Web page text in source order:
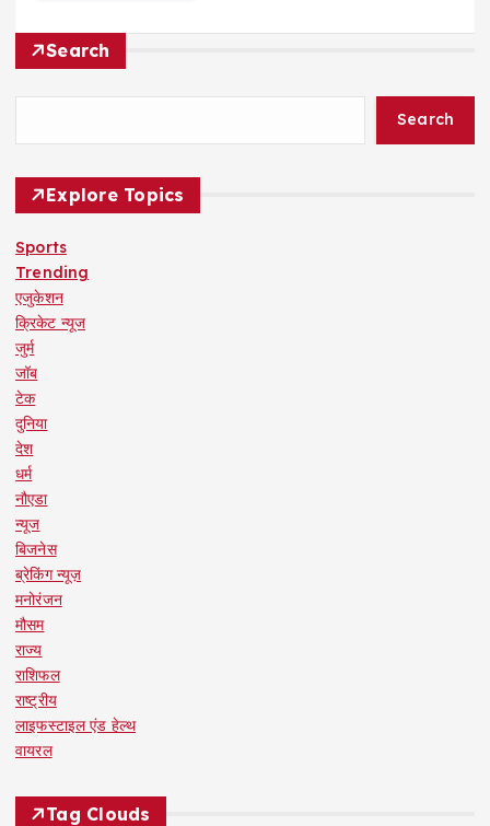
Search
Search
Explore Topics
Sports
Trending
एजुकेशन
क्रिकेट न्यूज
जुर्म
जॉब
टेक
दुनिया
देश
धर्म
नौएडा
न्यूज
बिजनेस
ब्रेकिंग न्यूज़
मनोरंजन
मौसम
राज्य
राशिफल
राष्ट्रीय
लाइफस्टाइल एंड हेल्थ
वायरल
Tag Clouds